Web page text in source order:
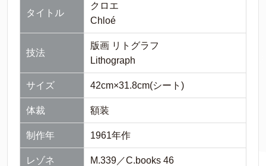
タイトル
クロエ
Chloé
技法
版画 リトグラフ
Lithograph
サイズ 42cm×31.8cm(シート)
体裁 額装
制作年 1961年作
レゾネ M.339／C.books 46